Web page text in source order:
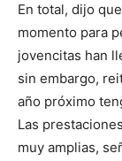
En total, dijo
momento para
jovencitas han
sin embargo,
año próximo
Las
muy amplias,